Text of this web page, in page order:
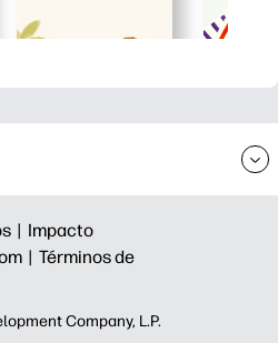
| Impacto
| Términos de
Company, L.P.